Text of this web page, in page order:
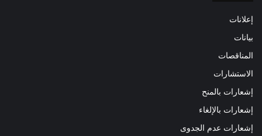
إعلانات
بيانات
المناقصات
الاستشارات
إشعارات بالمنح
إشعارات بالإلغاء
إشعارات عدم الجدوى